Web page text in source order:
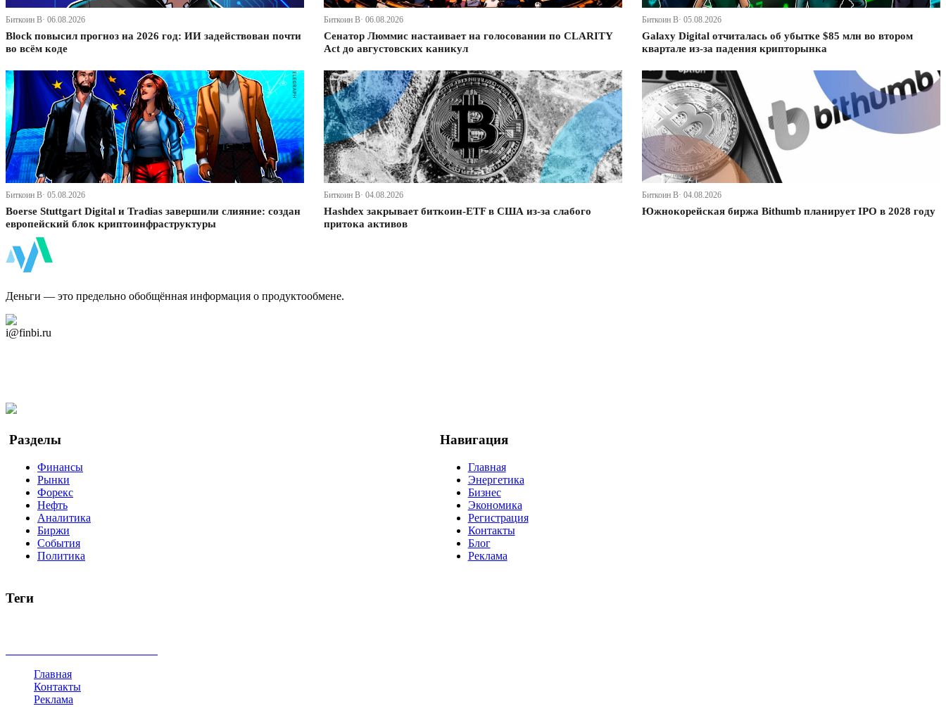
Биткоин В· 06.08.2026
Block повысил прогноз на 2026 год: ИИ задействован почти
во всём коде
Биткоин В· 06.08.2026
Сенатор Люммис настаивает на голосовании по CLARITY
Act до августовских каникул
Биткоин В· 05.08.2026
Galaxy Digital отчиталась об убытке $85 млн во втором
квартале из-за падения крипторынка
Биткоин В· 05.08.2026
Boerse Stuttgart Digital и Tradias завершили слияние: создан
европейский блок криптоинфраструктуры
Биткоин В· 04.08.2026
Hashdex закрывает биткоин-ETF в США из-за слабого
притока активов
Биткоин В· 04.08.2026
Южнокорейская биржа Bithumb планирует IPO в 2028 году
Деньги — это предельно обобщённая информация о продуктообмене.
i@finbi.ru
Разделы
Финансы
Рынки
Форекс
Нефть
Аналитика
Биржи
События
Политика
Навигация
Главная
Энергетика
Бизнес
Экономика
Регистрация
Контакты
Блог
Реклама
Теги
Главная
Контакты
Реклама